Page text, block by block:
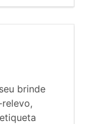
brinde